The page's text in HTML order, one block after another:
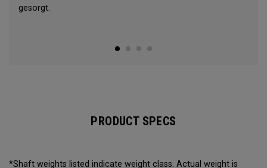
gesorgt.
PRODUCT SPECS
*Shaft weights listed indicate weight class. Actual weight is